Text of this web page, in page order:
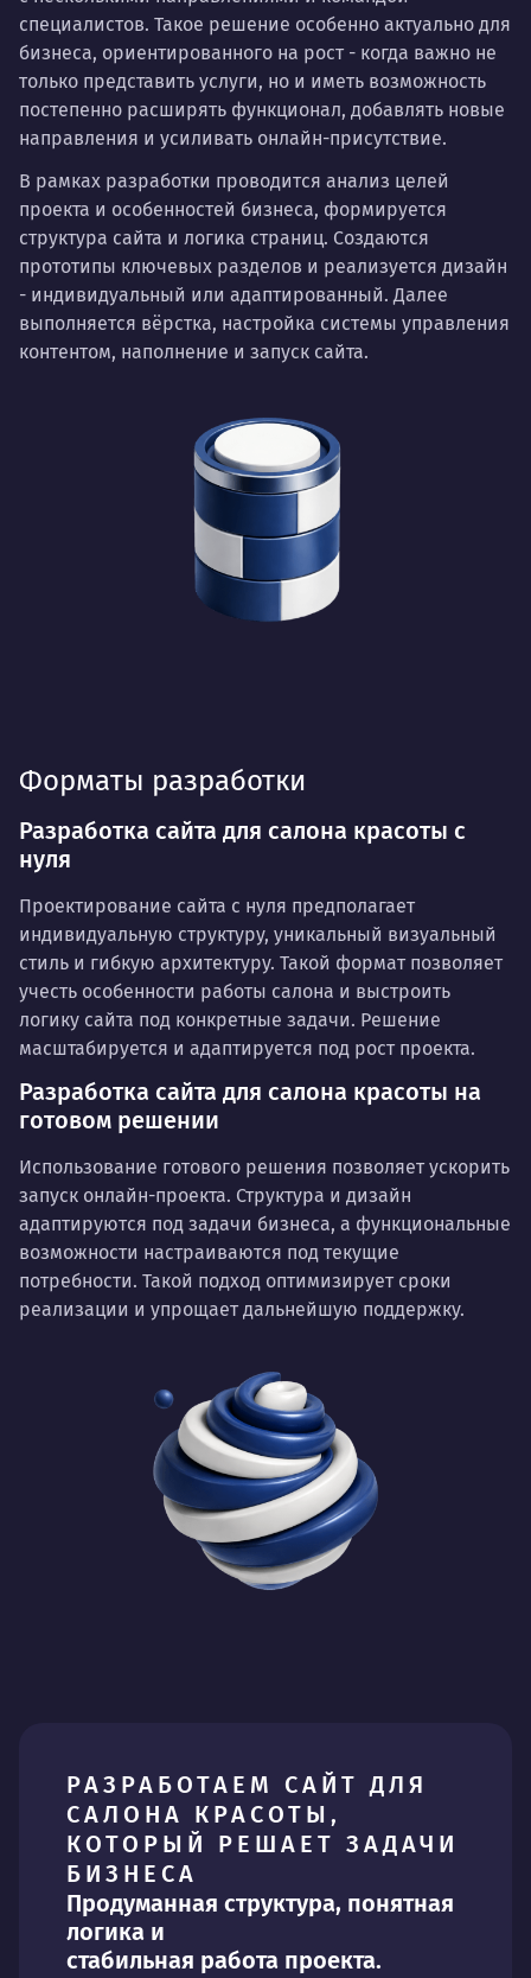
специалистов. Такое решение особенно актуально для
бизнеса, ориентированного на рост - когда важно не
только представить услуги, но и иметь возможность
постепенно расширять функционал, добавлять новые
направления и усиливать онлайн-присутствие.
В рамках разработки проводится анализ целей
проекта и особенностей бизнеса, формируется
структура сайта и логика страниц. Создаются
прототипы ключевых разделов и реализуется дизайн
- индивидуальный или адаптированный. Далее
выполняется вёрстка, настройка системы управления
контентом, наполнение и запуск сайта.
Форматы разработки
Разработка сайта для салона красоты с
нуля
Проектирование сайта с нуля предполагает
индивидуальную структуру, уникальный визуальный
стиль и гибкую архитектуру. Такой формат позволяет
учесть особенности работы салона и выстроить
логику сайта под конкретные задачи. Решение
масштабируется и адаптируется под рост проекта.
Разработка сайта для салона красоты на
готовом решении
Использование готового решения позволяет ускорить
запуск онлайн-проекта. Структура и дизайн
адаптируются под задачи бизнеса, а функциональные
возможности настраиваются под текущие
потребности. Такой подход оптимизирует сроки
реализации и упрощает дальнейшую поддержку.
РАЗРАБОТАЕМ САЙТ ДЛЯ
САЛОНА КРАСОТЫ,
КОТОРЫЙ РЕШАЕТ ЗАДАЧИ
БИЗНЕСА
Продуманная структура, понятная
логика и
стабильная работа проекта.